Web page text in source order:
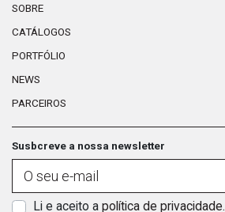
SOBRE
CATÁLOGOS
PORTFÓLIO
NEWS
PARCEIROS
Susbcreve a nossa newsletter
Li e aceito a política de privacidade.